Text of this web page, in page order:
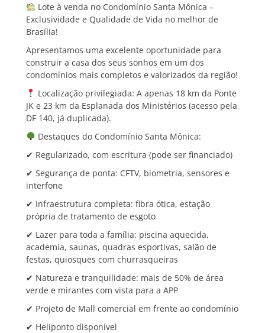
Lote à venda no Condomínio Santa Mônica –
Exclusividade e Qualidade de Vida no melhor de
Brasília!
Apresentamos uma excelente oportunidade para
construir a casa dos seus sonhos em um dos
condomínios mais completos e valorizados da região!
Localização privilegiada: A apenas 18 km da Ponte
JK e 23 km da Esplanada dos Ministérios (acesso pela
DF 140, já duplicada).
Destaques do Condomínio Santa Mônica:
✔ Regularizado, com escritura (pode ser financiado)
✔ Segurança de ponta: CFTV, biometria, sensores e
interfone
✔ Infraestrutura completa: fibra ótica, estação
própria de tratamento de esgoto
✔ Lazer para toda a família: piscina aquecida,
academia, saunas, quadras esportivas, salão de
festas, quiosques com churrasqueiras
✔ Natureza e tranquilidade: mais de 50% de área
verde e mirantes com vista para a APP
✔ Projeto de Mall comercial em frente ao condomínio
✔ Heliponto disponível